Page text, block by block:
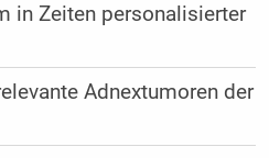
in Zeiten personalisierter
Adnextumoren der